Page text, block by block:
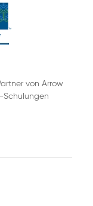
von Arrow
Schulungen